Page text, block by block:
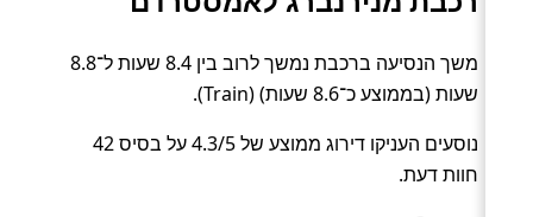
משך הנסיעה ברכבת נמשך לרוב בין 8.4 שעות ל־8.8
שעות (בממוצע כ־8.6 שעות) (Train).
נוסעים העניקו דירוג ממוצע של 4.3/5 על בסיס 42
חוות דעת.